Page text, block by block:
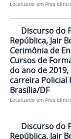
Localizado em
Discurso do
República, Jair
Cerimônia de
Cursos de
do ano de
carreira Policial
Brasília/DF
Localizado em
Discurso do
República, Jair